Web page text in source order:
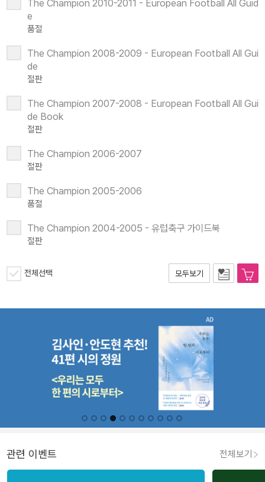
The Champion 2010-2011 - European Football All Guid
e
품절
The Champion 2008-2009 - European Football All Gui
de
절판
The Champion 2007-2008 - European Football All Gui
de Book
절판
The Champion 2006-2007
절판
The Champion 2005-2006
품절
The Champion 2004-2005 - 유럽축구 가이드북
절판
전체선택 모두보기
관련 이벤트 전체보기